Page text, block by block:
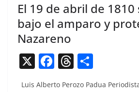
El 19 de abril de
bajo el amparo y
Nazareno
X F T
o
Luis Alber­to Per­o­zo Pad­ua